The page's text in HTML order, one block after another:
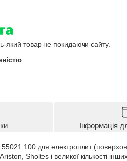
який товар не покидаючи сайту.
Інформація
для електроплит
Sholtes і великої кількості